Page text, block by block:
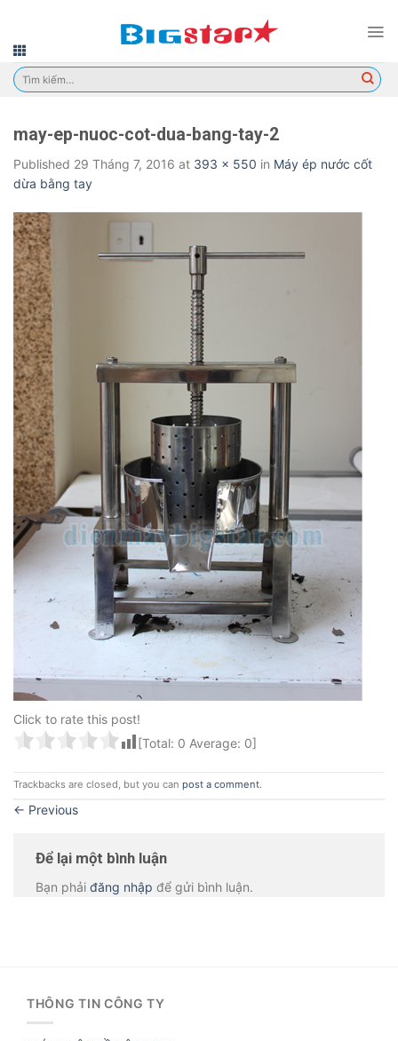
content
Tìm
kiếm:
may-ep-nuoc-cot-dua-bang-tay-2
Published 29 Tháng 7, 2016 at 393 × 550 in Máy ép nước cốt
dừa bằng tay
Click to rate this post!
[Total: 0 Average: 0]
Trackbacks are closed, but you can post a comment.
← Previous
Để lại một bình luận
Bạn phải đăng nhập để gửi bình luận.
THÔNG TIN CÔNG TY